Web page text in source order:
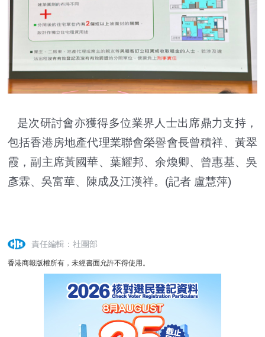
是次研討會亦獲得多位業界人士出席鼎力支持，
包括香港房地產代理業聯會榮譽會長曾積祥、黃翠
霞，副主席黃國華、葉耀邦、余煥卿、曾惠基、吳
彥霖、吳富華、陳成及江漢祥。(記者 盧慧萍)
責任編輯：社團部
香港商報版權所有，未經書面允許不得使用。